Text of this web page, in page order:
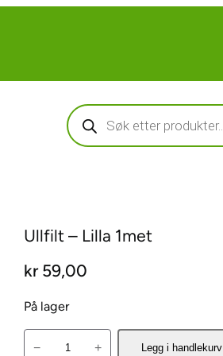
Products
search
Ullfilt – Lilla 1met
kr59,00
På lager
− + Legg i handlekurv